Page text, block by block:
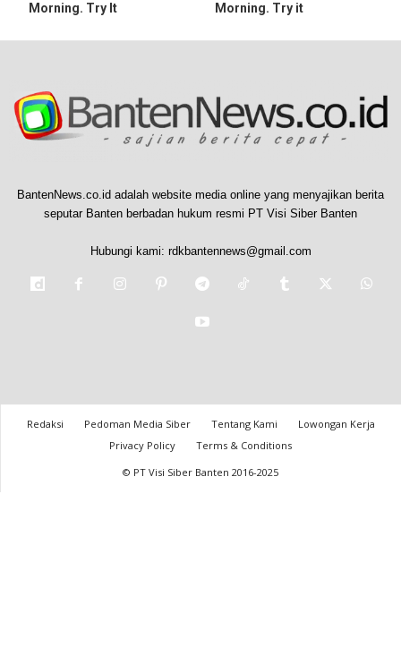
Morning. Try It
Morning. Try it
BantenNews.co.id adalah website media online yang menyajikan berita
seputar Banten berbadan hukum resmi PT Visi Siber Banten
Hubungi kami: rdkbantennews@gmail.com
Redaksi Pedoman Media Siber Tentang Kami
Lowongan Kerja
Privacy Policy
Terms & Conditions
© PT Visi Siber Banten 2016-2025